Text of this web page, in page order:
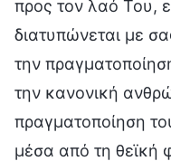
προς τον λαό Του,
διατυπώνεται με
την
την κανονική
πραγματοποίηση
μέσα από τη θεϊκή